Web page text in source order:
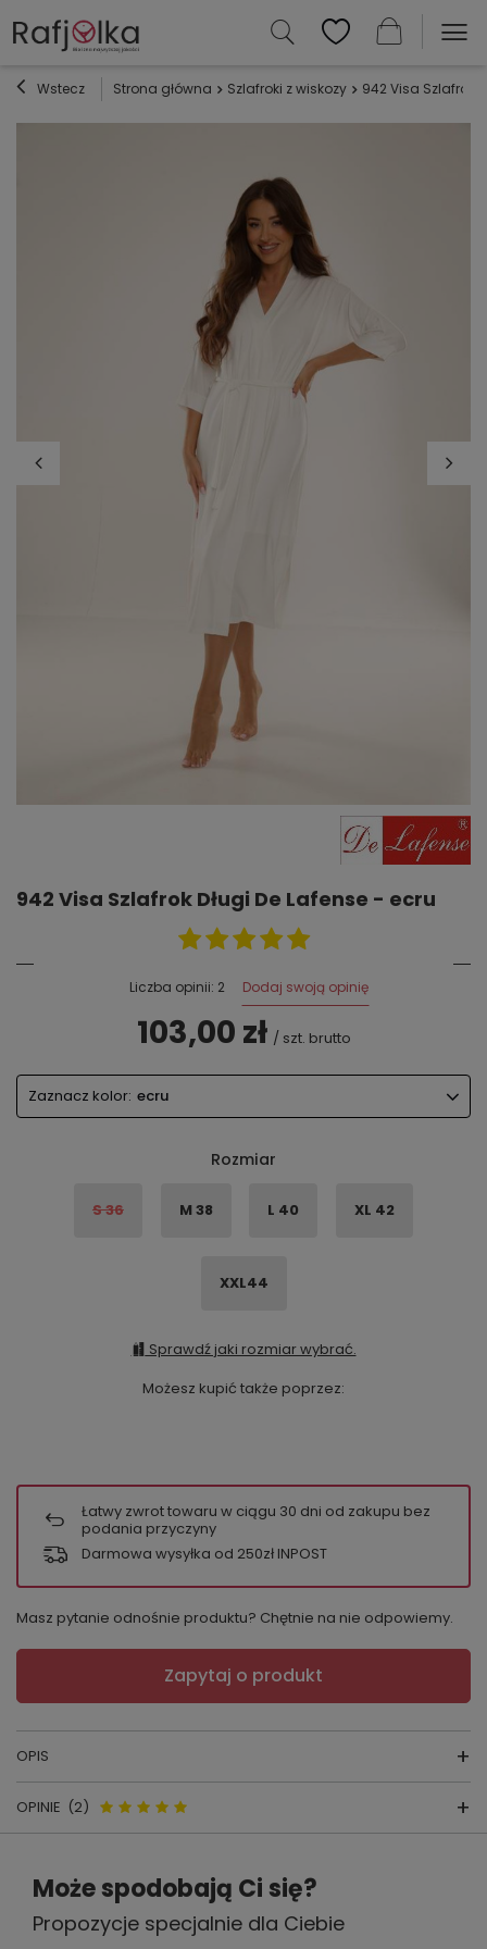
Wstecz Strona główna Szlafroki z wiskozy 942 Visa Szlafrok
942 Visa Szlafrok Długi De Lafense - ecru
Liczba opinii: 2 Dodaj swoją opinię
103,00 zł / szt. brutto
Zaznacz kolor: ecru
Rozmiar
S 36 M 38 L 40 XL 42
XXL44
Sprawdź jaki rozmiar wybrać.
Możesz kupić także poprzez:
Łatwy zwrot towaru w ciągu 30 dni od zakupu bez
podania przyczyny
Darmowa wysyłka od 250zł INPOST
Masz pytanie odnośnie produktu? Chętnie na nie odpowiemy.
Zapytaj o produkt
OPIS
Szlafrok De Lafense 942 Visa to połączenie
Uszyty z miękkiej, oddychającej wiskozy,
pięknie układa się na sylwetce, zapewniając
pełen komfort noszenia o każdej porze dnia.
OPINIE (2)
Opinie o 942 Visa Szlafrok Długi
De Lafense - ecru
Może spodobają Ci się?
Propozycje specjalnie dla Ciebie